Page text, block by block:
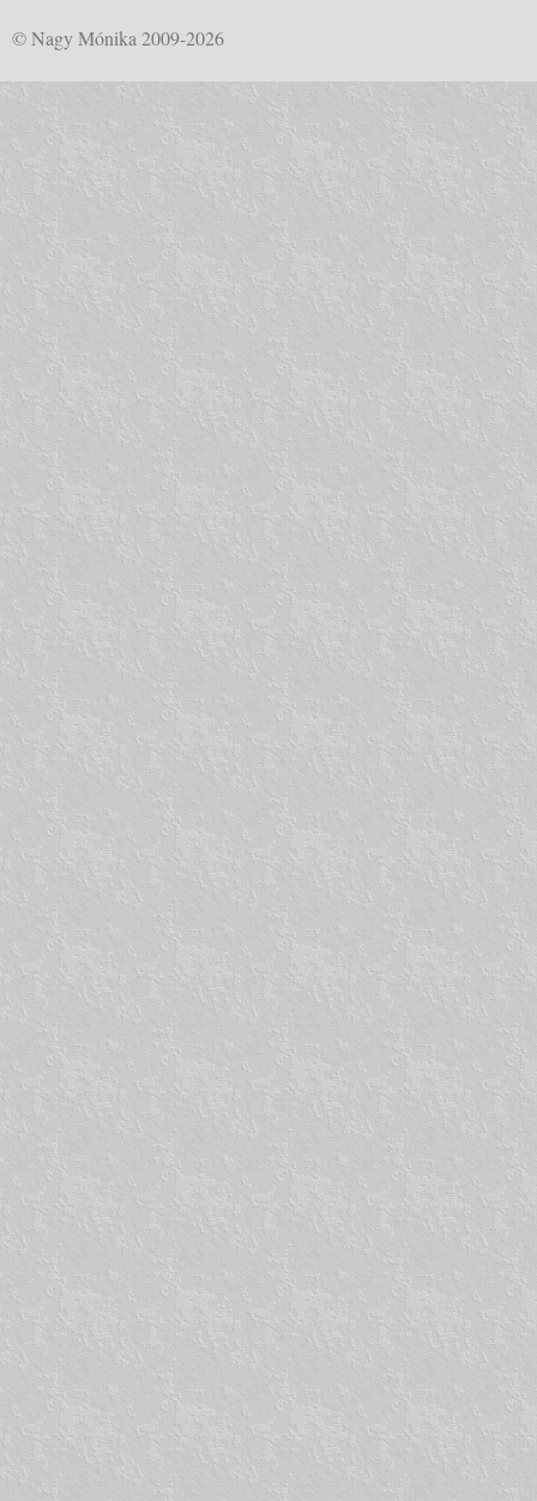
© Nagy Mónika 2009-2026